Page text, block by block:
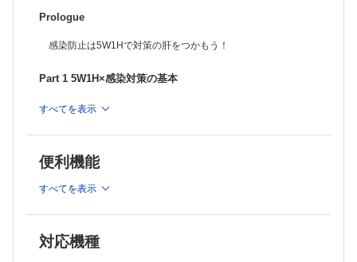
Prologue
感染防止は5W1Hで対策の肝をつかもう！
Part 1 5W1H×感染対策の基本
①5W1H ×標準予防策
④5W1H ×空気予防策
⑥5W1H ×個人防護具
⑦5W1H ×咳エチケット
⑨5W1H ×環境清掃
すべてを表示
便利機能
すべてを表示
対応機種